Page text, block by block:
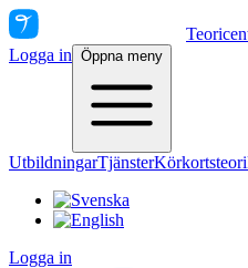
Logga in Öppna meny
UtbildningarTjänsterKörkortsteori
Logga in